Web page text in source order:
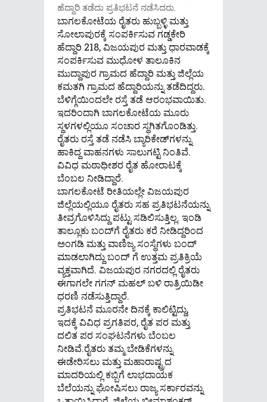
ಹೆದ್ದಾರಿ ತಡೆದು ಪ್ರತಿಭಟನೆ ನಡೆಸಿದರು.
ಬಾಗಲಕೋಟೆಯ ರೈತರು ಹುಬ್ಬಳ್ಳಿ ಮತ್ತು
ಸೋಲಾಪುರಕ್ಕೆ ಸಂಪರ್ಕಿಸುವ ಗಡ್ಡಕೇರಿ
ಹೆದ್ದಾರಿ 218, ವಿಜಯಪುರ ಮತ್ತು ಧಾರವಾಡಕ್ಕೆ
ಸಂಪರ್ಕಿಸುವ ಮುಧೋಳ ತಾಲೂಕಿನ
ಮುದ್ದಾಪುರ ಗ್ರಾಮದ ಹೆದ್ದಾರಿ ಮತ್ತು ಜಿಲ್ಲೆಯ
ಕಮತಗಿ ಗ್ರಾಮದ ಹೆದ್ದಾರಿಯನ್ನು ತಡೆದಿದ್ದರು.
ಬೆಳಿಗ್ಗೆಯಿಂದಲೇ ರಸ್ತೆ ತಡೆ ಆರಂಭವಾಯಿತು.
ಇದರಿಂದಾಗಿ ಬಾಗಲಕೋಟೆಯ ಮೂರು
ಸ್ಥಳಗಳಲ್ಲಿಯೂ ಸಂಚಾರ ಸ್ಥಗಿತಗೊಂಡಿತ್ತು.
ರೈತರು ರಸ್ತೆ ತಡೆ ನಡೆಸಿ ಬ್ಯಾರಿಕೇಡ್‌ಗಳನ್ನು
ಹಾಕಿದ್ದ ವಾಹನಗಳು ಸಾಲುಗಟ್ಟಿ ನಿಂತಿವೆ.
ವಿವಿಧ ಮಠಾಧೀಶರ ರೈತ ಹೋರಾಟಕ್ಕೆ
ಬೆಂಬಲ ನೀಡಿದ್ದಾರೆ.
ಬಾಗಲಕೋಟೆ ರೀತಿಯಲ್ಲೇ ವಿಜಯಪುರ
ಜಿಲ್ಲೆಯಲ್ಲಿಯೂ ರೈತರು ಸಹ ಪ್ರತಿಭಟನೆಯನ್ನು
ತೀವ್ರಗೊಳಿಸಿದ್ದು ಪಟ್ಟು ಸಡಿಲಿಸುತ್ತಿಲ್ಲ. ಇಂಡಿ
ತಾಲ್ಲೂಕು ಬಂದ್‌ಗೆ ರೈತರು ಕರೆ ನೀಡಿದ್ದರಿಂದ
ಅಂಗಡಿ ಮತ್ತು ವಾಣಿಜ್ಯ ಸಂಸ್ಥೆಗಳು ಬಂದ್
ಮಾಡಲಾಗಿದ್ದು ಬಂದ್ ಗೆ ಉತ್ತಮ ಪ್ರತಿಕ್ರಿಯೆ
ವ್ಯಕ್ತವಾಗಿದೆ. ವಿಜಯಪುರ ನಗರದಲ್ಲಿ ರೈತರು
ಈಗಾಗಲೇ ಗಗನ್ ಮಹಲ್ ಬಳಿ ರಾತ್ರಿಯಿಡೀ
ಧರಣಿ ನಡೆಸುತ್ತಿದ್ದಾರೆ.
ಪ್ರತಿಭಟನೆ ಮೂರನೇ ದಿನಕ್ಕೆ ಕಾಲಿಟ್ಟಿದ್ದು,
ಇದಕ್ಕೆ ವಿವಿಧ ಪ್ರಗತಿಪರ, ರೈತ ಪರ ಮತ್ತು
ದಲಿತ ಪರ ಸಂಘಟನೆಗಳು ಬೆಂಬಲ
ನೀಡಿವೆ.ರೈತರು ತಮ್ಮ ಬೇಡಿಕೆಗಳನ್ನು
ಈಡೇರಿಸಲು ಮತ್ತು ಮಹಾರಾಷ್ಟ್ರದ
ಮಾದರಿಯಲ್ಲಿ ಕಬ್ಬಿಗೆ ಲಾಭದಾಯಕ
ಬೆಲೆಯನ್ನು ಘೋಷಿಸಲು ರಾಜ್ಯ ಸರ್ಕಾರವನ್ನು